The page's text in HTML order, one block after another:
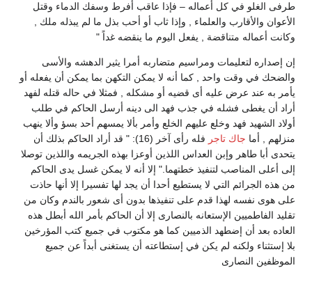
طرفى الغلو في كل أعماله – فإذا عاقب أفرط وسفك الدماء وقتل
الأعوان والأقارب والعلماء , وإذا ثاب أو أحب بذل ما لم يبذله ملك ,
وكانت أعماله متناقضة , يفعل اليوم ما ينقضه غداً "
إن إصداره لتعليمات ومراسيم متضاربه أمرا يثير الدهشه والأسى
والضحك في وقت واحد , كما أنه لا يمكن التكهن بما يمكن أن يفعله أو
يأمر به عند عرض عليه أى قضيه أو مشكله , فمثلا في حاله قتله لفهد
أراد أن يغطى فشله في جذب فهد الى دينه أرسل الحاكم في طلب
أولاد الشهيد فهد وخلع عليهم الخلع وأمر بألا يمسهم أحد بسؤ وألا ينهب
منزلهم , أما جاك تاجر
فله رأى آخر (16): " قد أراد الحاكم بذلك أن
يتحدى أبا طاهر وإبن العداس اللذين أوعزا بهذه الجريمه واللذين توصلا
إلى أعلى المناصب لتنفيذ خطتهما." إلا أنه لا يمكن غسل يدى الحاكم
من هذه الجرائم التي لا يستطيع أحدا أن يجد لها تفسيرا إلا أنها حاذت
على هوى نفسه لهذا قدم على تنفيذها بدون أى شعور بالندم وكان من
تقليد الفاطميين الإستعانه بالنصارى إلا أن الحاكم بأمر الله أبطل هذه
العاده بعد أن إضطهد الذميين كما هو مكتوب في جميع كتب المؤرخين
بلا إستثناء ولكنه لم يكن في إستطاعته أن يستغنى أبداً عن جميع
الموظفين النصارى